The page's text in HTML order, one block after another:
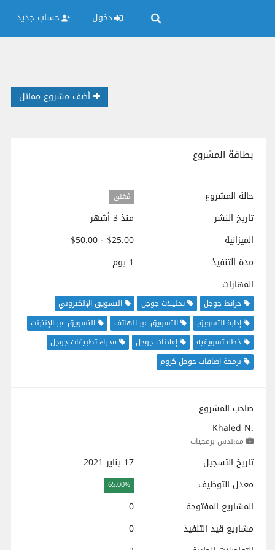
دخول حساب جديد
أضف مشروع مماثل
بطاقة المشروع
حالة المشروع مُغلق
تاريخ النشر
منذ 3 أشهر
الميزانية
$25.00 - $50.00
مدة التنفيذ
1 يوم
المهارات
خرائط جوجل تحليلات جوجل
التسويق الإلكتروني
إدارة التسويق
التسويق عبر الهاتف
التسويق عبر الإنترنت
خطة تسويقية
إعلانات جوجل
محرك تطبيقات جوجل
برمجة إضافات جوجل كروم
صاحب المشروع
Khaled N.
مهندس برمجيات
تاريخ التسجيل
17 يناير 2021
معدل التوظيف
65.00%
المشاريع المفتوحة
0
مشاريع قيد التنفيذ
0